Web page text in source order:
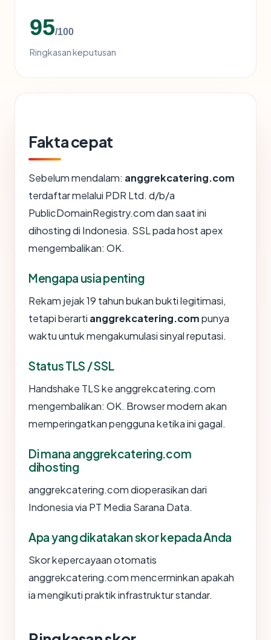
95/100
Ringkasan keputusan
Fakta cepat
Sebelum mendalam: anggrekcatering.com
terdaftar melalui PDR Ltd. d/b/a
PublicDomainRegistry.com dan saat ini
dihosting di Indonesia. SSL pada host apex
mengembalikan: OK.
Mengapa usia penting
Rekam jejak 19 tahun bukan bukti legitimasi,
tetapi berarti anggrekcatering.compunya
waktu untuk mengakumulasi sinyal reputasi.
Status TLS / SSL
Handshake TLS ke anggrekcatering.com
mengembalikan: OK. Browser modern akan
memperingatkan pengguna ketika ini gagal.
Di mana anggrekcatering.com
dihosting
anggrekcatering.com dioperasikan dari
Indonesia via PT Media Sarana Data.
Apa yang dikatakan skor kepada Anda
Skor kepercayaan otomatis
anggrekcatering.com mencerminkan apakah
ia mengikuti praktik infrastruktur standar.